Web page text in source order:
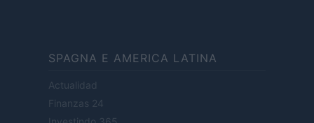
SPAGNA E AMERICA LATINA
Actualidad
Finanzas 24